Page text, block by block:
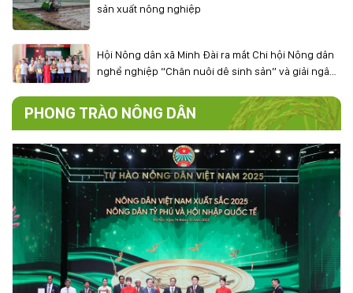
sản xuất nông nghiệp
Hội Nông dân xã Minh Đài ra mắt Chi hội Nông dân
nghề nghiệp “Chăn nuôi dê sinh sản” và giải ngân
PHONG TRÀO NÔNG DÂN